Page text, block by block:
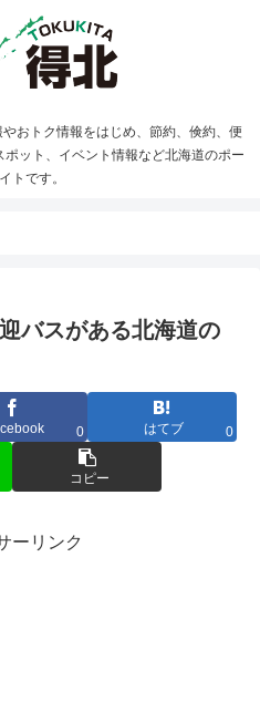
おトク情報をはじめ、節約、倹約、便
ット、イベント情報など北海道のポー
トです。
バスがある北海道の
0 はてブ 0
コピー
ーリンク